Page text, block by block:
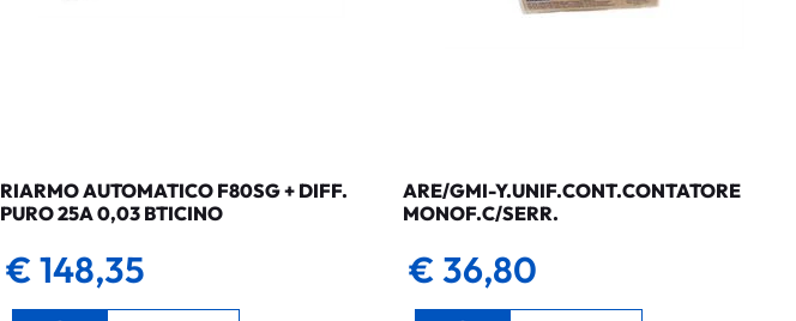
RIARMO AUTOMATICO F80SG + DIFF.
PURO 25A 0,03 BTICINO
€ 148,35
ARE/GMI-Y.UNIF.CONT.CONTATORE
MONOF.C/SERR.
€ 36,80